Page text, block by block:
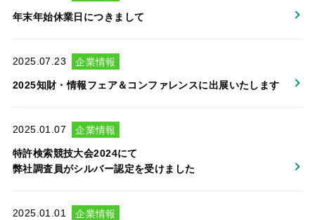
年末年始休業日につきまして
2025.07.23 企業情報
2025知財・情報フェア＆コンファレンスに出展いたします
2025.01.07 企業情報
特許検索競技大会2024にて
弊社調査員がシルバー認定を受けました
2025.01.01 企業情報